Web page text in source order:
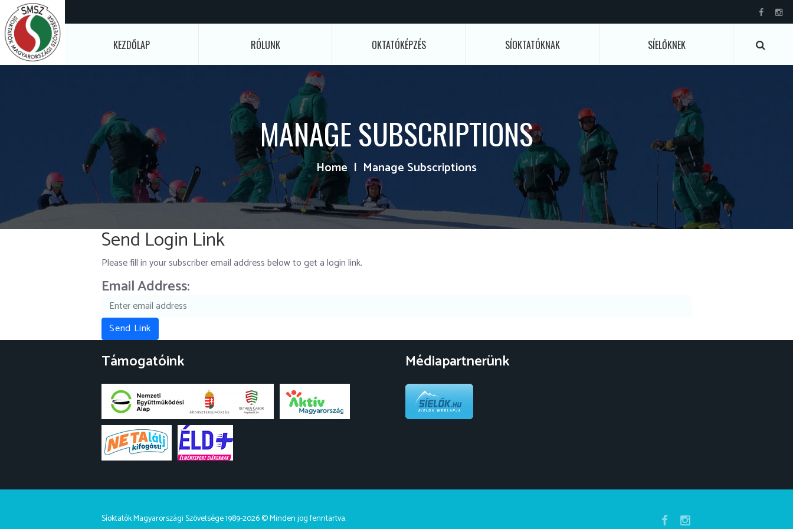
KEZDŐLAP RÓLUNK OKTATÓKÉPZÉS SÍOKTATÓKNAK SÍELŐKNEK
MANAGE SUBSCRIPTIONS
Home Manage Subscriptions
Send Login Link
Please fill in your subscriber email address below to get a login link.
Email Address:
Send Link
Támogatóink Médiapartnerünk
Síoktatók Magyarországi Szövetsége 1989-2026 © Minden jog fenntartva.